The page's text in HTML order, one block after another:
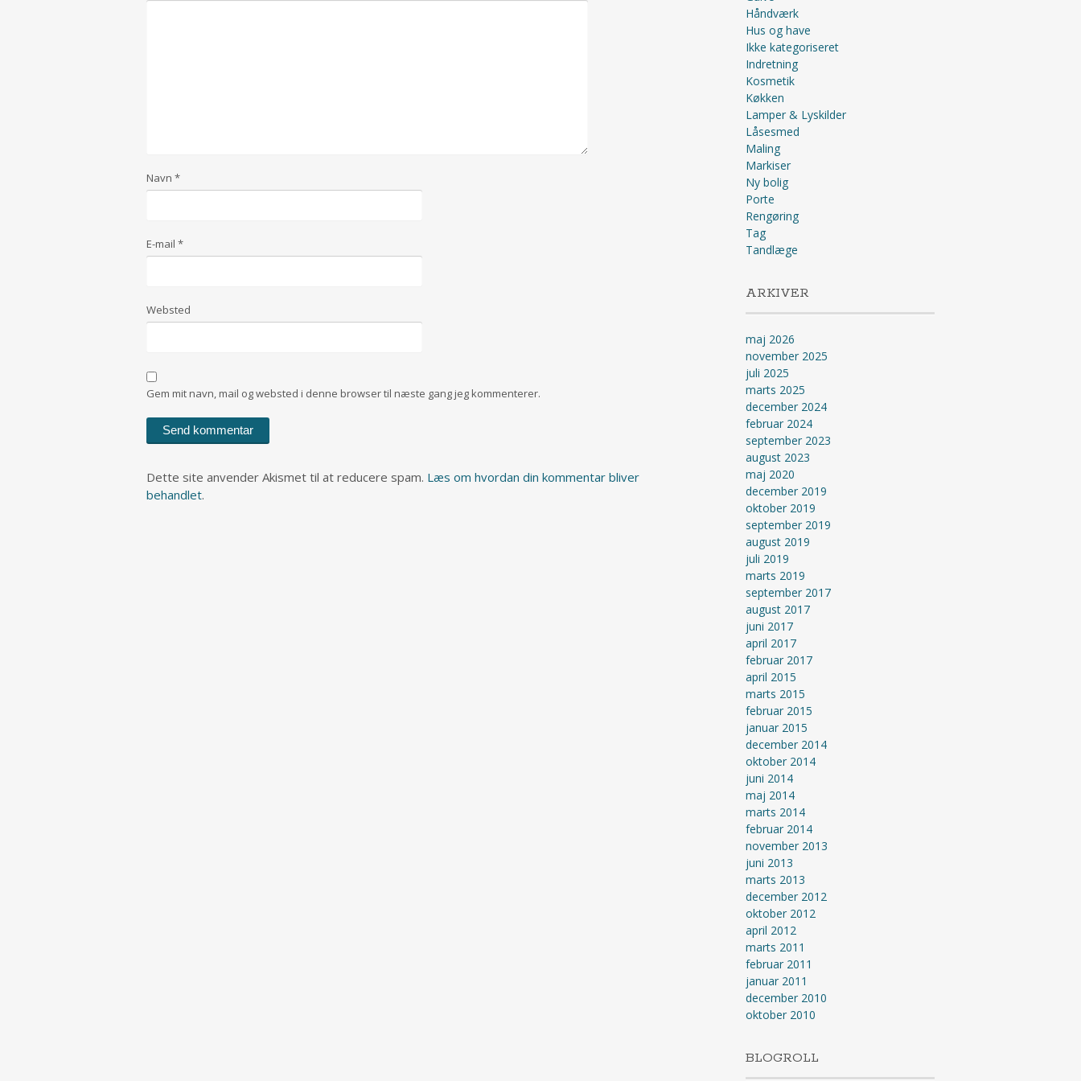
Navn *
E-mail *
Websted
Gem mit navn, mail og websted i denne browser til næste gang jeg kommenterer.
Dette site anvender Akismet til at reducere spam. Læs om hvordan din kommentar bliver
behandlet.
Håndværk
Hus og have
Ikke kategoriseret
Indretning
Kosmetik
Køkken
Lamper & Lyskilder
Låsesmed
Maling
Markiser
Ny bolig
Porte
Rengøring
Tag
Tandlæge
ARKIVER
maj 2026
november 2025
juli 2025
marts 2025
december 2024
februar 2024
september 2023
august 2023
maj 2020
december 2019
oktober 2019
september 2019
august 2019
juli 2019
marts 2019
september 2017
august 2017
juni 2017
april 2017
februar 2017
april 2015
marts 2015
februar 2015
januar 2015
december 2014
oktober 2014
juni 2014
maj 2014
marts 2014
februar 2014
november 2013
juni 2013
marts 2013
december 2012
oktober 2012
april 2012
marts 2011
februar 2011
januar 2011
december 2010
oktober 2010
BLOGROLL